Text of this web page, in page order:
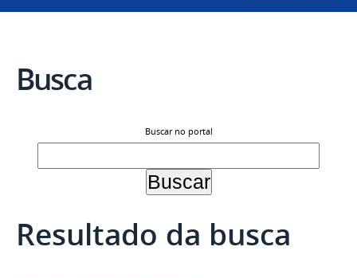
Busca
Buscar no portal
Resultado da busca